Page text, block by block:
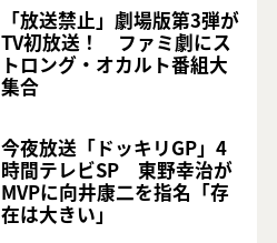
「放送禁止」劇場版第3弾が
TV初放送！ ファミ劇にス
トロング・オカルト番組大
集合
今夜放送「ドッキリGP」4
時間テレビSP 東野幸治が
MVPに向井康二を指名「存
在は大きい」